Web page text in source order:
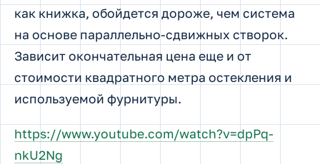
как книжка, обойдется дороже, чем система
на основе параллельно-сдвижных створок.
Зависит окончательная цена еще и от
стоимости квадратного метра остекления и
используемой фурнитуры.
https://www.youtube.com/watch?v=dpPq-
nkU2Ng